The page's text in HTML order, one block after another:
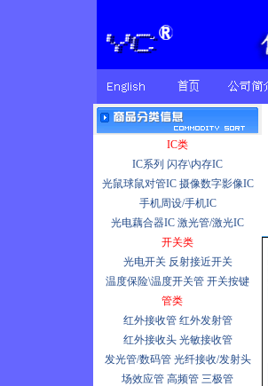
IC类
IC系列 闪存\内存IC
光鼠球鼠对管IC 摄像数字影像IC
手机周设/手机IC
光电藕合器IC 激光管/激光IC
开关类
光电开关 反射接近开关
温度保险\温度开关管 开关按键
管类
红外接收管 红外发射管
红外接收头 光敏接收管
发光管/数码管 光纤接收/发射头
场效应管 高频管 三极管